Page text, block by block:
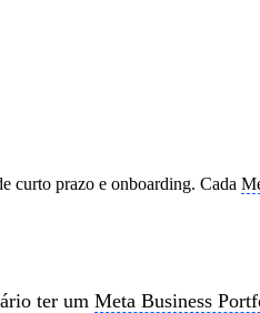
curto prazo e onboarding. Cada
ter um Meta Business